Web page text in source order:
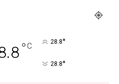
°C 28.8°
28.8°